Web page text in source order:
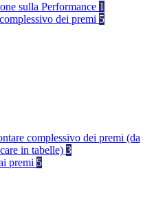
sulla Performance 1
dei premi 5
complessivo dei premi (da
in tabelle) 3
premi 5